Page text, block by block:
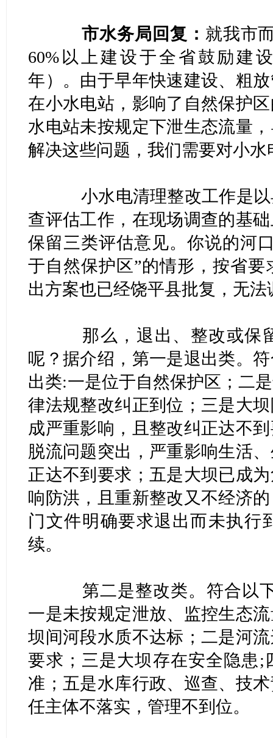
市水务局回复： 就我市
60%以上建设于全省鼓励建
年）。由于早年快速建设、粗
在小水电站，影响了自然保护
水电站未按规定下泄生态流量
解决这些问题，我们需要对小
小水电清理整改工作是以
查评估工作，在现场调查的基
保留三类评估意见。你说的河
于自然保护区”的情形，按省
出方案也已经饶平县批复，无
那么，退出、整改或保
呢？据介绍，第一是退出类。
出类:一是位于自然保护区；二
律法规整改纠正到位；三是大
成严重影响，且整改纠正达不
脱流问题突出，严重影响生活
正达不到要求；五是大坝已成
响防洪，且重新整改又不经济
门文件明确要求退出而未执行
续。
第二是整改类。符合以下
一是未按规定泄放、监控生态
坝间河段水质不达标；二是河
要求；三是大坝存在安全隐患;
准；五是水库行政、巡查、技
任主体不落实，管理不到位。